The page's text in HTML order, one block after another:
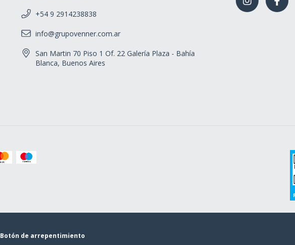
+54 9 2914238838
info@grupovenner.com.ar
San Martin 70 Piso 1 Of. 22 Galería Plaza - Bahía
Blanca, Buenos Aires
Botón de arrepentimiento